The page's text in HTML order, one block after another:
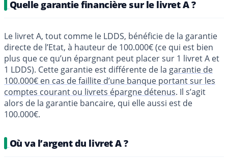
Quelle garantie financière sur le livret A ?
Le livret A, tout comme le LDDS, bénéficie de la garantie
directe de l’Etat, à hauteur de 100.000€ (ce qui est bien
plus que ce qu’un épargnant peut placer sur 1 livret A et
1 LDDS). Cette garantie est différente de la garantie de
100.000€ en cas de faillite d’une banque portant sur les
comptes courant ou livrets épargne détenus. Il s’agit
alors de la garantie bancaire, qui elle aussi est de
100.000€.
Où va l’argent du livret A ?